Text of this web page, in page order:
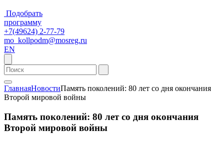
Подобрать
программу
+7(49624) 2-77-79
mo_kollpodm@mosreg.ru
EN
ГлавнаяНовостиПамять поколений: 80 лет со дня окончания
Второй мировой войны
Память поколений: 80 лет со дня окончания
Второй мировой войны